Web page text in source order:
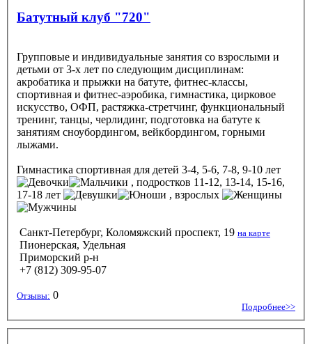
Батутный клуб "720"
Групповые и индивидуальные занятия со взрослыми и
детьми от 3-х лет по следующим дисциплинам:
акробатика и прыжки на батуте, фитнес-классы,
спортивная и фитнес-аэробика, гимнастика, цирковое
искусство, ОФП, растяжка-стретчинг, функциональный
тренинг, танцы, черлидинг, подготовка на батуте к
занятиям сноубордингом, вейкбордингом, горными
лыжами.
Гимнастика спортивная для детей 3-4, 5-6, 7-8, 9-10 лет
, подростков 11-12, 13-14, 15-16,
17-18 лет
, взрослых
Санкт-Петербург, Коломяжский проспект, 19 на карте
Пионерская, Удельная
Приморский р-н
+7 (812) 309-95-07
Отзывы: 0
Подробнее>>